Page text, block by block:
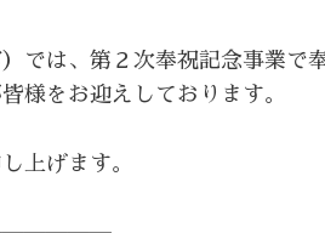
では、第２次奉祝記念事業で
様をお迎えしております。
上げます。